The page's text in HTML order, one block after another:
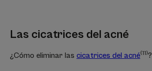
Las cicatrices del acné
¿Cómo eliminar las cicatrices del acné(11)?